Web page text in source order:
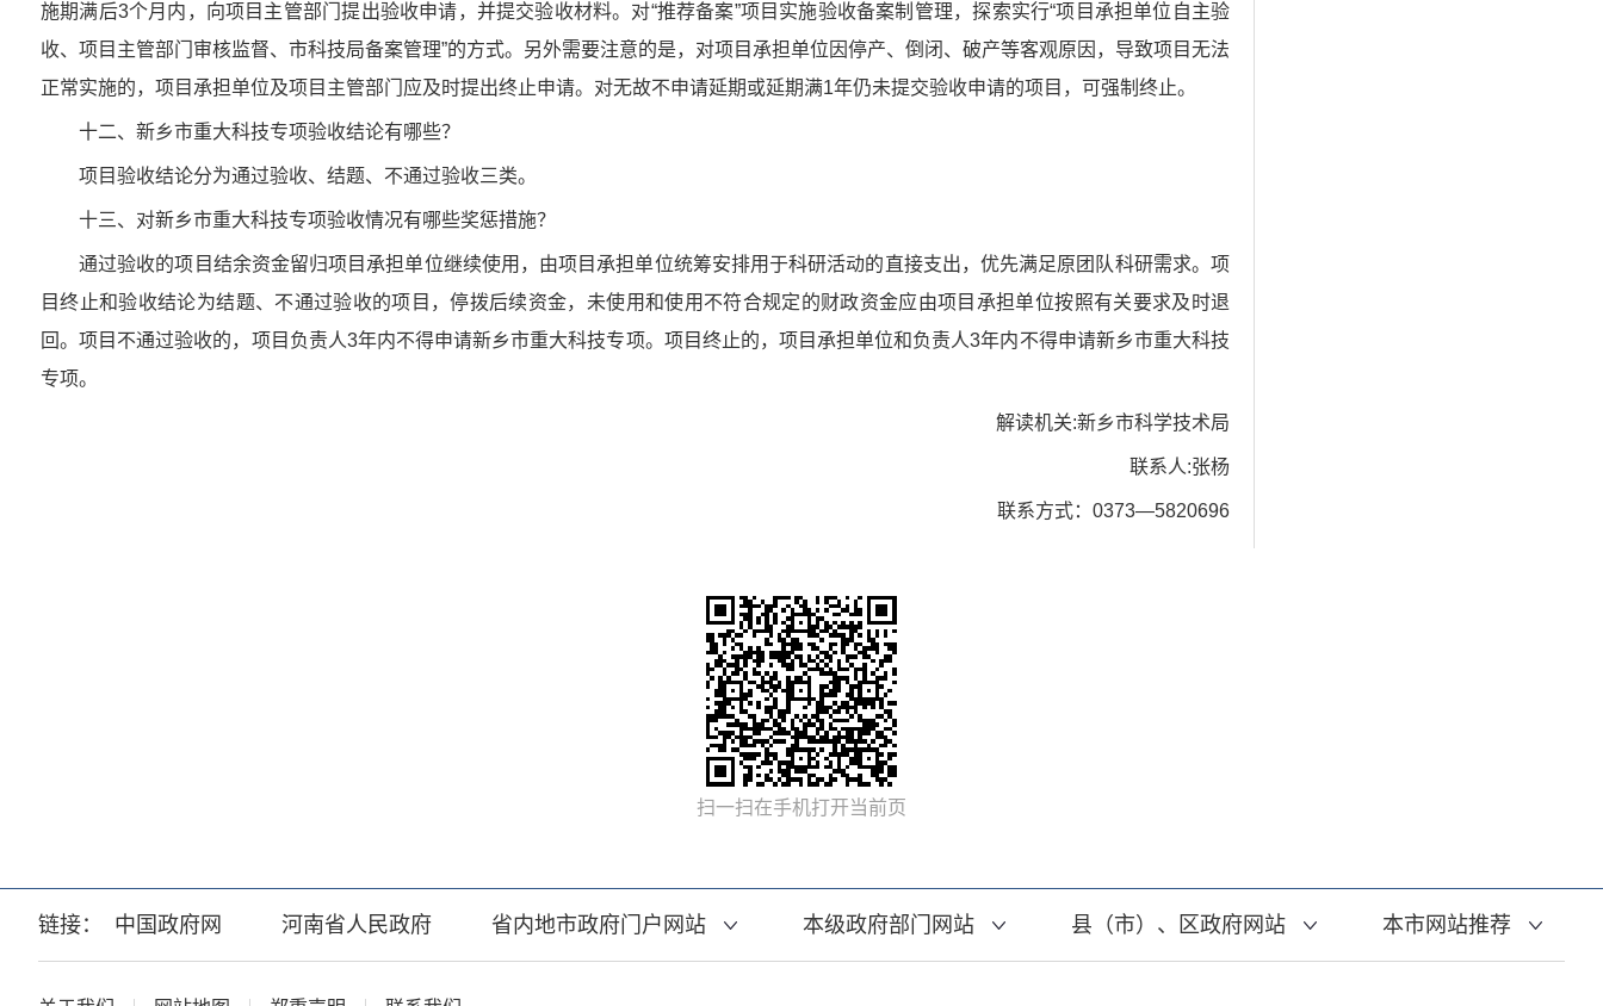
施期满后3个月内，向项目主管部门提出验收申请，并提交验收材料。对“推荐备案”项目实施验收备案制管理，探索实行“项目承担单位自主验
收、项目主管部门审核监督、市科技局备案管理”的方式。另外需要注意的是，对项目承担单位因停产、倒闭、破产等客观原因，导致项目无法
正常实施的，项目承担单位及项目主管部门应及时提出终止申请。对无故不申请延期或延期满1年仍未提交验收申请的项目，可强制终止。
十二、新乡市重大科技专项验收结论有哪些？
项目验收结论分为通过验收、结题、不通过验收三类。
十三、对新乡市重大科技专项验收情况有哪些奖惩措施？
通过验收的项目结余资金留归项目承担单位继续使用，由项目承担单位统筹安排用于科研活动的直接支出，优先满足原团队科研需求。项
目终止和验收结论为结题、不通过验收的项目，停拨后续资金，未使用和使用不符合规定的财政资金应由项目承担单位按照有关要求及时退
回。项目不通过验收的，项目负责人3年内不得申请新乡市重大科技专项。项目终止的，项目承担单位和负责人3年内不得申请新乡市重大科技
专项。
解读机关:新乡市科学技术局
联系人:张杨
联系方式：0373—5820696
扫一扫在手机打开当前页
链接： 中国政府网 河南省人民政府 省内地市政府门户网站 本级政府部门网站 县（市）、区政府网站 本市网站推荐